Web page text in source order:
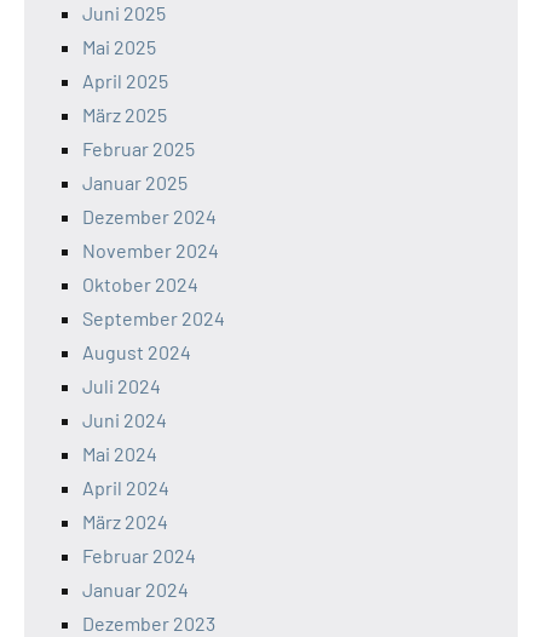
Juni 2025
Mai 2025
April 2025
März 2025
Februar 2025
Januar 2025
Dezember 2024
November 2024
Oktober 2024
September 2024
August 2024
Juli 2024
Juni 2024
Mai 2024
April 2024
März 2024
Februar 2024
Januar 2024
Dezember 2023